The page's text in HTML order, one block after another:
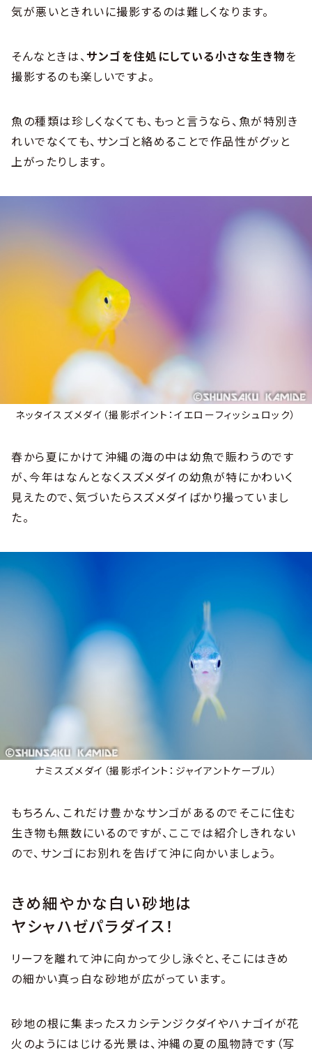
気が悪いときれいに撮影するのは難しくなります。
そんなときは、 サンゴを住処にしている小さな生き物を
撮影するのも楽しいですよ。
魚の種類は珍しくなくても、もっと言うなら、魚が特別き
れいでなくても、サンゴと絡めることで作品性がグッと
上がったりします。
ネッタイスズメダイ（撮影ポイント：イエローフィッシュロック）
春から夏にかけて沖縄の海の中は幼魚で賑わうのです
が、今年はなんとなくスズメダイの幼魚が特にかわいく
見えたので、気づいたらスズメダイばかり撮っていまし
た。
ナミスズメダイ（撮影ポイント：ジャイアントケーブル）
もちろん、これだけ豊かなサンゴがあるのでそこに住む
生き物も無数にいるのですが、ここでは紹介しきれない
ので、サンゴにお別れを告げて沖に向かいましょう。
きめ細やかな白い砂地は
ヤシャハゼパラダイス！
リーフを離れて沖に向かって少し泳ぐと、そこにはきめ
の細かい真っ白な砂地が広がっています。
砂地の根に集まったスカシテンジクダイやハナゴイが花
火のようにはじける光景は、沖縄の夏の風物詩です（写